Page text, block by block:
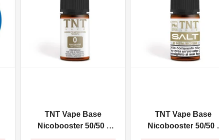
TNT Vape Base
Nicobooster 50/50 -
TNT Vape Base
Nicobooster 50/50 -